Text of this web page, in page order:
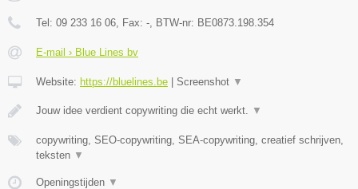
Tel: 09 233 16 06 , Fax: - , BTW-nr: BE0873.198.354
E-mail › Blue Lines bv
Website: https://bluelines.be | Screenshot ▼
Jouw idee verdient copywriting die echt werkt. ▼
copywriting, SEO-copywriting, SEA-copywriting, creatief schrijven,
teksten ▼
Openingstijden ▼